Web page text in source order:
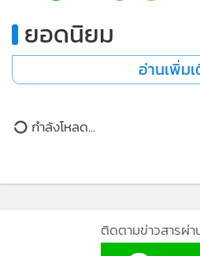
อย่างไรก็ตาม แม้ดัชนีความเชื่อมั่น
ยอดนิยม
อ่านเพิ่ม
ข่าวในหมวดล่าสุด
1
สีเขียวเพื่อความยั่งยืน เตรีย
คมฯCircular